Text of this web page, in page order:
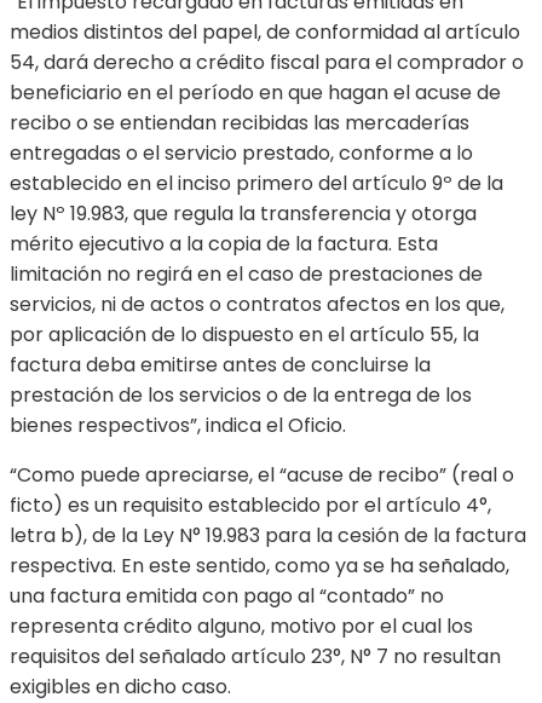
medios distintos del papel, de conformidad al artículo
54, dará derecho a crédito fiscal para el comprador o
beneficiario en el período en que hagan el acuse de
recibo o se entiendan recibidas las mercaderías
entregadas o el servicio prestado, conforme a lo
establecido en el inciso primero del artículo 9º de la
ley Nº 19.983, que regula la transferencia y otorga
mérito ejecutivo a la copia de la factura. Esta
limitación no regirá en el caso de prestaciones de
servicios, ni de actos o contratos afectos en los que,
por aplicación de lo dispuesto en el artículo 55, la
factura deba emitirse antes de concluirse la
prestación de los servicios o de la entrega de los
bienes respectivos”, indica el Oficio.
“Como puede apreciarse, el “acuse de recibo” (real o
ficto) es un requisito establecido por el artículo 4°,
letra b), de la Ley N° 19.983 para la cesión de la factura
respectiva. En este sentido, como ya se ha señalado,
una factura emitida con pago al “contado” no
representa crédito alguno, motivo por el cual los
requisitos del señalado artículo 23°, N° 7 no resultan
exigibles en dicho caso.